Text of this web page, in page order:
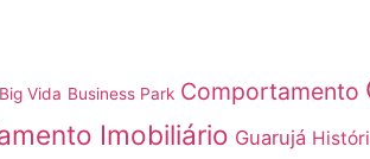
Big Vida Business Park Comportamento
Imobiliário Guarujá